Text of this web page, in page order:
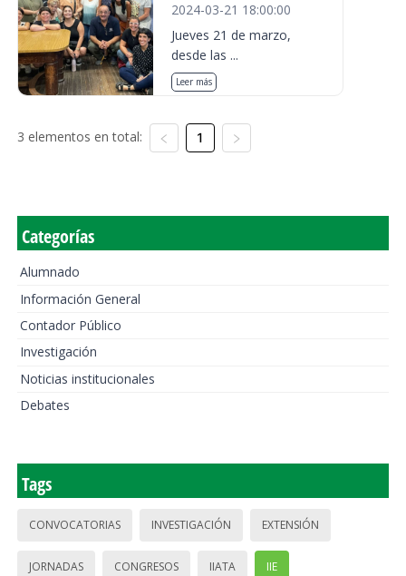
2024-03-21 18:00:00
Jueves 21 de marzo,
desde las ...
Leer más
3 elementos en total: 1
Categorías
Alumnado
Información General
Contador Público
Investigación
Noticias institucionales
Debates
Tags
CONVOCATORIAS INVESTIGACIÓN EXTENSIÓN
JORNADAS CONGRESOS IIATA IIE